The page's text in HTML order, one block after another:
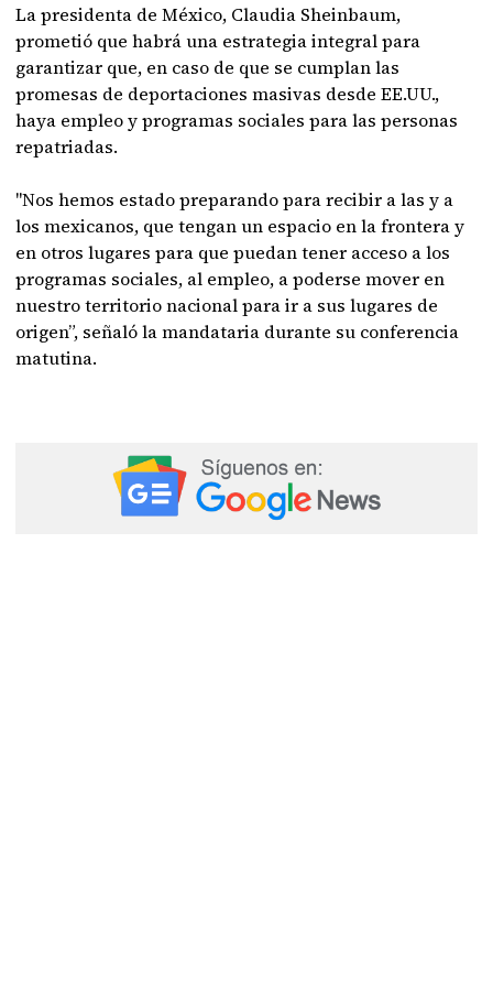
La presidenta de México, Claudia Sheinbaum,
prometió que habrá una estrategia integral para
garantizar que, en caso de que se cumplan las
promesas de deportaciones masivas desde EE.UU.,
haya empleo y programas sociales para las personas
repatriadas.
"Nos hemos estado preparando para recibir a las y a
los mexicanos, que tengan un espacio en la frontera y
en otros lugares para que puedan tener acceso a los
programas sociales, al empleo, a poderse mover en
nuestro territorio nacional para ir a sus lugares de
origen”, señaló la mandataria durante su conferencia
matutina.